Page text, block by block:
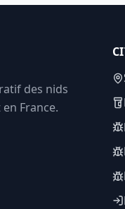
des nids
France.